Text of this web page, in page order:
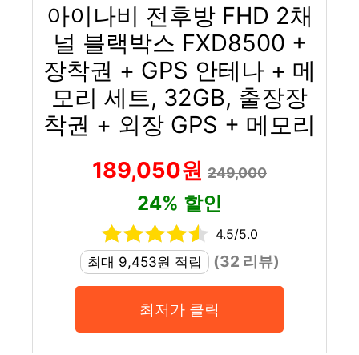
아이나비 전후방 FHD 2채
널 블랙박스 FXD8500 +
장착권 + GPS 안테나 + 메
모리 세트, 32GB, 출장장
착권 + 외장 GPS + 메모리
189,050원 249,000
24% 할인
4.5/5.0
최대 9,453원 적립
(32 리뷰)
최저가 클릭